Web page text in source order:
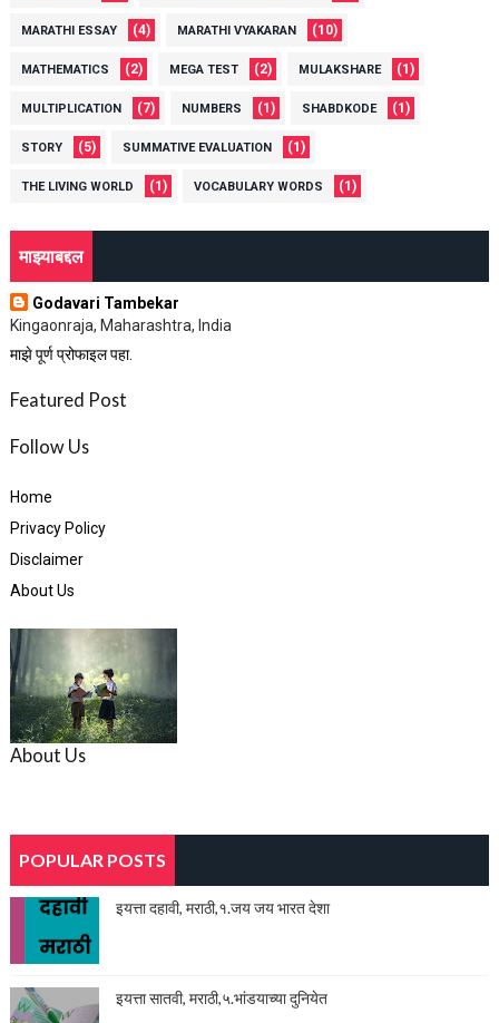
MARATHI ESSAY (4) MARATHI VYAKARAN (10)
MATHEMATICS (2) MEGA TEST (2) MULAKSHARE (1)
MULTIPLICATION (7) NUMBERS (1) SHABDKODE (1)
STORY (5) SUMMATIVE EVALUATION (1)
THE LIVING WORLD (1) VOCABULARY WORDS (1)
माझ्याबद्दल
Godavari Tambekar
Kingaonraja, Maharashtra, India
माझे पूर्ण प्रोफाइल पहा.
Featured Post
Follow Us
Home
Privacy Policy
Disclaimer
About Us
About Us
POPULAR POSTS
इयत्ता दहावी, मराठी,१.जय जय भारत देशा
इयत्ता सातवी, मराठी,५.भांडयाच्या दुनियेत